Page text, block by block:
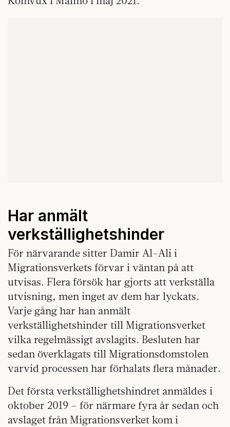
Har anmält
verkställighetshinder
För närvarande sitter Damir Al-Ali i
Migrationsverkets förvar i väntan på att
utvisas. Flera försök har gjorts att verkställa
utvisning, men inget av dem har lyckats.
Varje gång har han anmält
verkställighetshinder till Migrationsverket
vilka regelmässigt avslagits. Besluten har
sedan överklagats till Migrationsdomstolen
varvid processen har förhalats flera månader.
Det första verkställighetshindret anmäldes i
oktober 2019 – för närmare fyra år sedan och
avslaget från Migrationsverket kom i